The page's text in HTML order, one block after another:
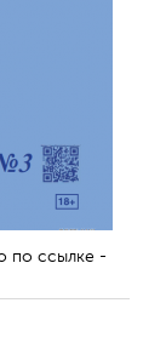
по ссылке -